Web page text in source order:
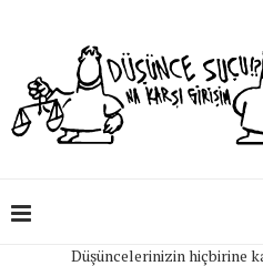
hiçbirine